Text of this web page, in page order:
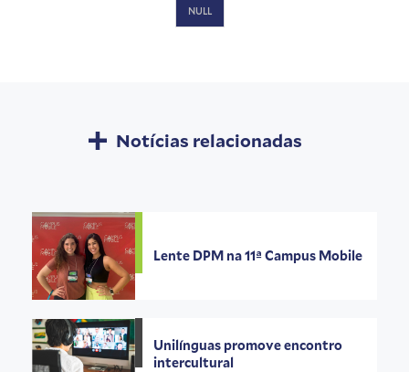
NULL
Notícias relacionadas
Lente DPM na 11ª Campus Mobile
Unilínguas promove encontro
intercultural